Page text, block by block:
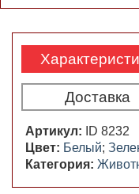
Доставка
Артикул:
ID 8232
Цвет: Белый;
Категория: